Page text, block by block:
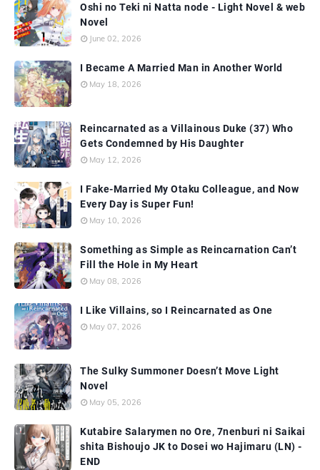
Oshi no Teki ni Natta node - Light Novel & web
Novel
June 02, 2026
I Became A Married Man in Another World
May 18, 2026
Reincarnated as a Villainous Duke (37) Who
Gets Condemned by His Daughter
May 12, 2026
I Fake-Married My Otaku Colleague, and Now
Every Day is Super Fun!
May 10, 2026
Something as Simple as Reincarnation Can’t
Fill the Hole in My Heart
May 08, 2026
I Like Villains, so I Reincarnated as One
May 07, 2026
The Sulky Summoner Doesn’t Move Light
Novel
May 05, 2026
Kutabire Salarymen no Ore, 7nenburi ni Saikai
shita Bishoujo JK to Dosei wo Hajimaru (LN) -
END